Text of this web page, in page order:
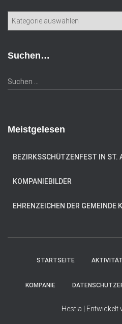
g
r
Suchen…
S
u
n
Suchen …
Meistgelesen
BEZIRKSSCHÜTZENFEST IN
KOMPANIEBILDER
EHRENZEICHEN DER GEMEINDE
STARTSEITE
KOMPANIE
Hestia | Entwickelt